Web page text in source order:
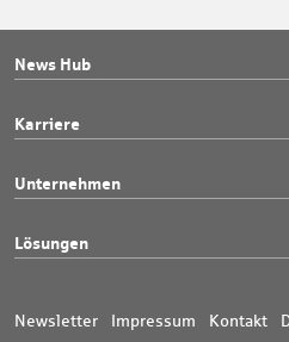
News Hub
Karriere
Unternehmen
Lösungen
Newsletter Impressum Kontakt